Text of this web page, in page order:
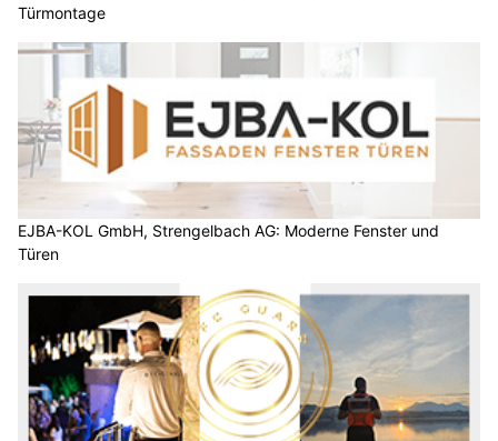
Türmontage
EJBA-KOL GmbH, Strengelbach AG: Moderne Fenster und
Türen